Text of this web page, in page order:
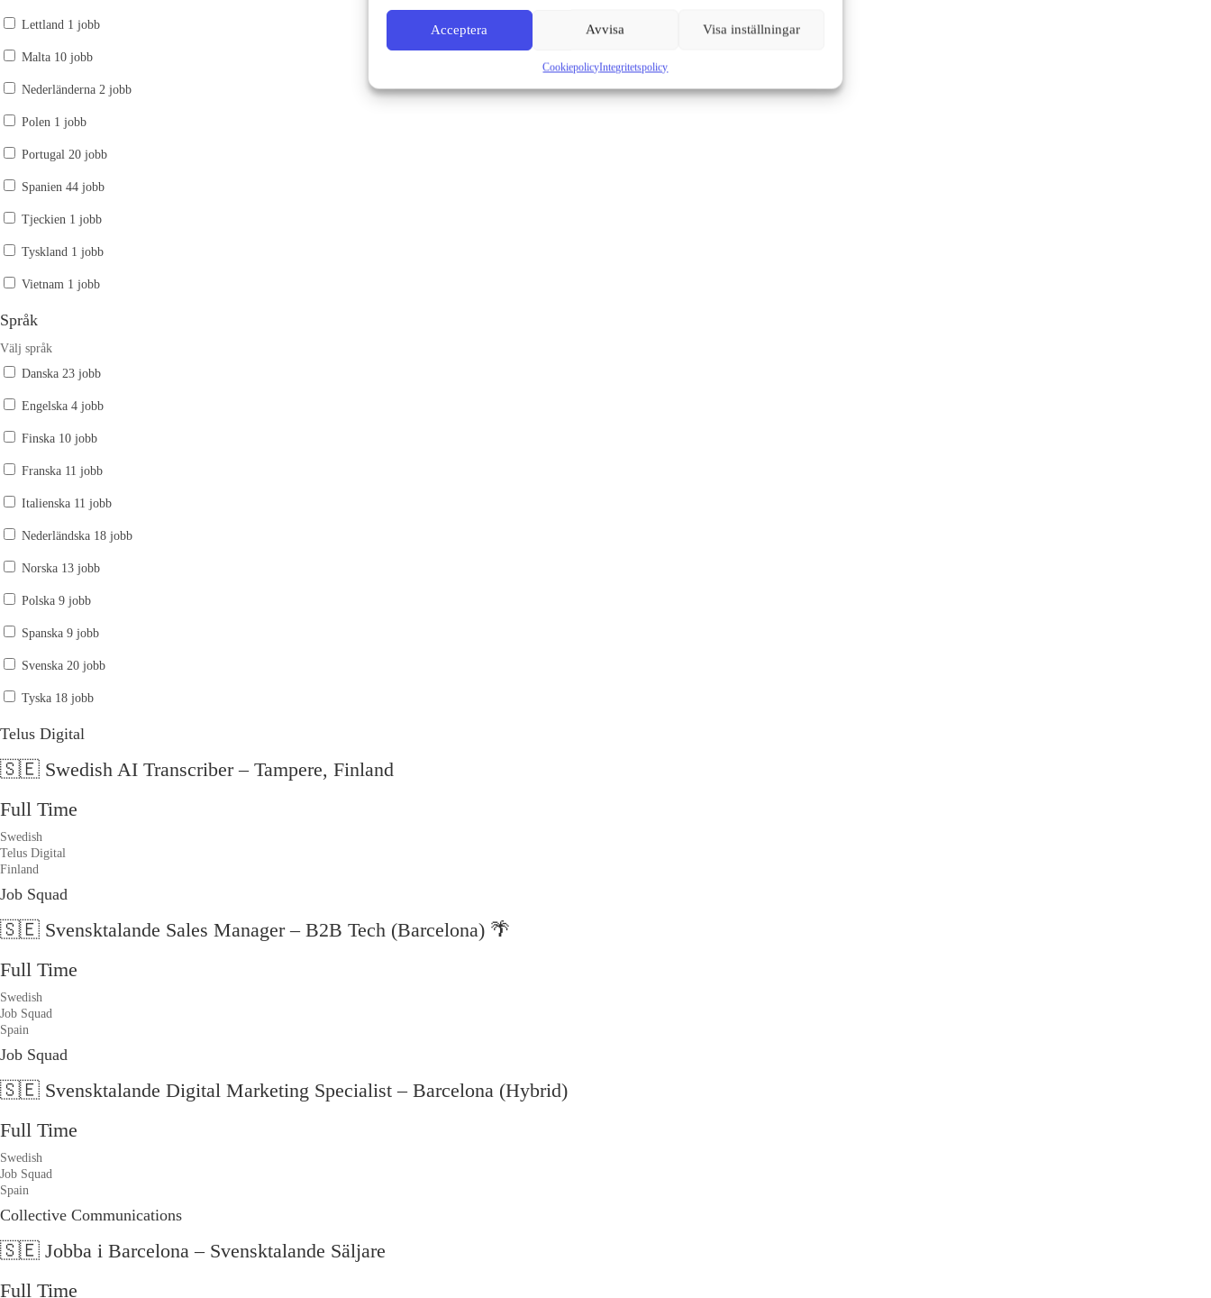
Acceptera Avvisa Visa inställningar
CookiepolicyIntegritetspolicy
Lettland 1 jobb
Malta 10 jobb
Nederländerna 2 jobb
Polen 1 jobb
Portugal 20 jobb
Spanien 44 jobb
Tjeckien 1 jobb
Tyskland 1 jobb
Vietnam 1 jobb
Språk
Välj språk
Danska 23 jobb
Engelska 4 jobb
Finska 10 jobb
Franska 11 jobb
Italienska 11 jobb
Nederländska 18 jobb
Norska 13 jobb
Polska 9 jobb
Spanska 9 jobb
Svenska 20 jobb
Tyska 18 jobb
Telus Digital
🇸🇪 Swedish AI Transcriber – Tampere, Finland
Full Time
Swedish
Telus Digital
Finland
Job Squad
🇸🇪 Svensktalande Sales Manager – B2B Tech (Barcelona) 🌴
Full Time
Swedish
Job Squad
Spain
Job Squad
🇸🇪 Svensktalande Digital Marketing Specialist – Barcelona (Hybrid)
Full Time
Swedish
Job Squad
Spain
Collective Communications
🇸🇪 Jobba i Barcelona – Svensktalande Säljare
Full Time